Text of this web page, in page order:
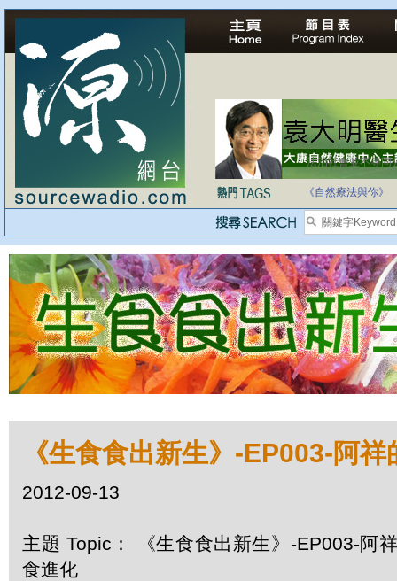
法治社會並不等同
《自然療法與你》
《生食食出新生》-EP003-阿
2012-09-13
主題 Topic： 《生食食出新生》-EP003-阿
食進化